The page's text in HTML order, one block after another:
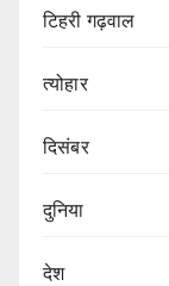
टिहरी गढ़वाल
त्योहार
दिसंबर
दुनिया
देश